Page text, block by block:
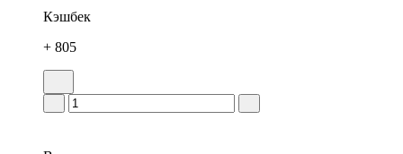
Кэшбек
+ 805